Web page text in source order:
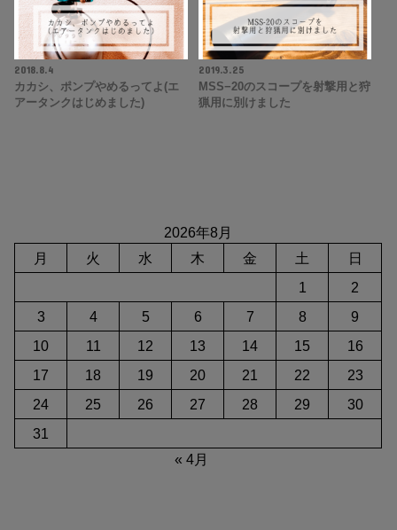
2018.8.4
カカシ、ポンプやめるってよ(エ
アータンクはじめました)
2019.3.25
MSS−20のスコープを射撃用と狩
猟用に別けました
2026年8月
月
火 水 木 金 土
日
1
2
3
4 5 6 7 8
9
10
11 12 13 14 15
16
17
18 19 20 21 22
23
24
25 26 27 28 29
30
31
« 4月